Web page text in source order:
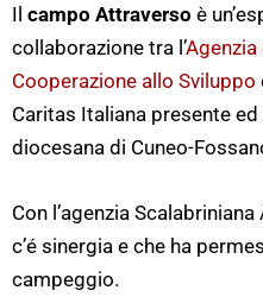
Il campo Attraverso è
collaborazione tra l’Agenzia
Cooperazione allo Sviluppo
Caritas Italiana presente
diocesana di Cuneo-
Con l’agenzia
c’é sinergia e che ha
campeggio.